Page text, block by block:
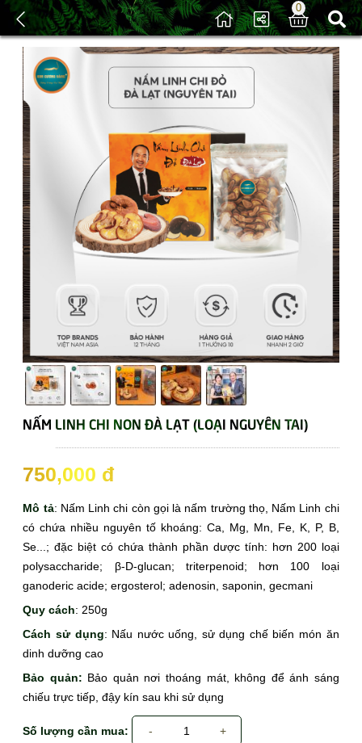
0
/Sản phẩm/ Tỏi đen - Nghệ Tây - Linh Chi - Trà
NẤM LINH CHI NON ĐÀ LẠT (LOẠI NGUYÊN TAI)
750,000 đ
Mô tả: Nấm Linh chi còn gọi là nấm trường thọ, Nấm Linh chi
có chứa nhiều nguyên tố khoáng: Ca, Mg, Mn, Fe, K, P, B,
Se...; đặc biệt có chứa thành phần dược tính: hơn 200 loại
polysaccharide; β-D-glucan; triterpenoid; hơn 100 loại
ganoderic acide; ergosterol; adenosin, saponin, gecmani
Quy cách: 250g
Cách sử dụng: Nấu nước uống, sử dụng chế biến món ăn
dinh dưỡng cao
Bảo quản: Bảo quản nơi thoáng mát, không để ánh sáng
chiếu trực tiếp, đậy kín sau khi sử dụng
Số lượng cần mua: - 1 +